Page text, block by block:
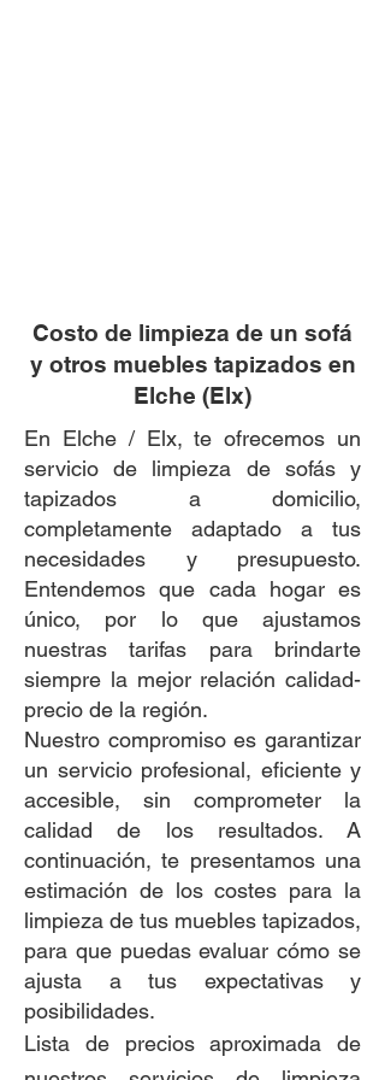
Costo de limpieza de un sofá
y otros muebles tapizados en
Elche (Elx)
En Elche / Elx, te ofrecemos un
servicio de limpieza de sofás y
tapizados a domicilio,
completamente adaptado a tus
necesidades y presupuesto.
Entendemos que cada hogar es
único, por lo que ajustamos
nuestras tarifas para brindarte
siempre la mejor relación calidad-
precio de la región.
Nuestro compromiso es garantizar
un servicio profesional, eficiente y
accesible, sin comprometer la
calidad de los resultados. A
continuación, te presentamos una
estimación de los costes para la
limpieza de tus muebles tapizados,
para que puedas evaluar cómo se
ajusta a tus expectativas y
posibilidades.
Lista de precios aproximada de